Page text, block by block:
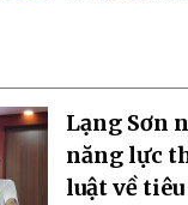
Lạng Sơn
năng lực
luật về